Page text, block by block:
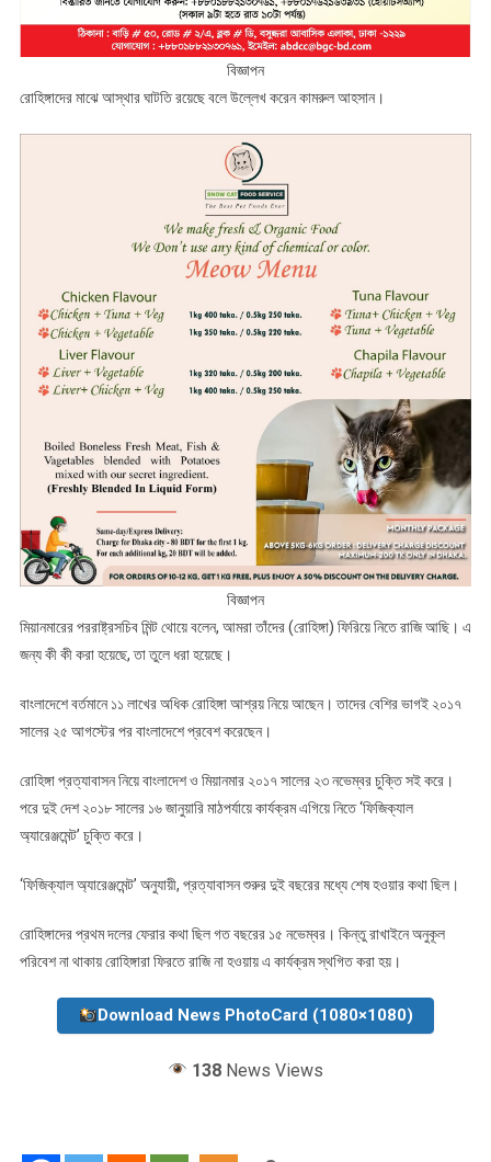
বিজ্ঞাপন
রোহিঙ্গাদের মাঝে আস্থার ঘাটতি রয়েছে বলে উল্লেখ করেন কামরুল আহসান।
বিজ্ঞাপন
মিয়ানমারের পররাষ্ট্রসচিব মিন্ট থোয়ে বলেন, আমরা তাঁদের (রোহিঙ্গা) ফিরিয়ে নিতে রাজি আছি। এ
জন্য কী কী করা হয়েছে, তা তুলে ধরা হয়েছে।
বাংলাদেশে বর্তমানে ১১ লাখের অধিক রোহিঙ্গা আশ্রয় নিয়ে আছেন। তাদের বেশির ভাগই ২০১৭
সালের ২৫ আগস্টের পর বাংলাদেশে প্রবেশ করেছেন।
রোহিঙ্গা প্রত্যাবাসন নিয়ে বাংলাদেশ ও মিয়ানমার ২০১৭ সালের ২৩ নভেম্বর চুক্তি সই করে।
পরে দুই দেশ ২০১৮ সালের ১৬ জানুয়ারি মাঠপর্যায়ে কার্যক্রম এগিয়ে নিতে ‘ফিজিক্যাল
অ্যারেঞ্জমেন্ট’ চুক্তি করে।
‘ফিজিক্যাল অ্যারেঞ্জমেন্ট’ অনুযায়ী, প্রত্যাবাসন শুরুর দুই বছরের মধ্যে শেষ হওয়ার কথা ছিল।
রোহিঙ্গাদের প্রথম দলের ফেরার কথা ছিল গত বছরের ১৫ নভেম্বর। কিন্তু রাখাইনে অনুকূল
পরিবেশ না থাকায় রোহিঙ্গারা ফিরতে রাজি না হওয়ায় এ কার্যক্রম স্থগিত করা হয়।
Download News PhotoCard (1080×1080)
138 News Views